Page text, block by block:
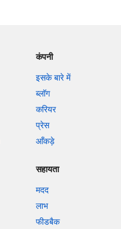
कंपनी
इसके बारे में
ब्लॉग
करियर
प्रेस
आँकड़े
सहायता
मदद
लाभ
फीडबैक